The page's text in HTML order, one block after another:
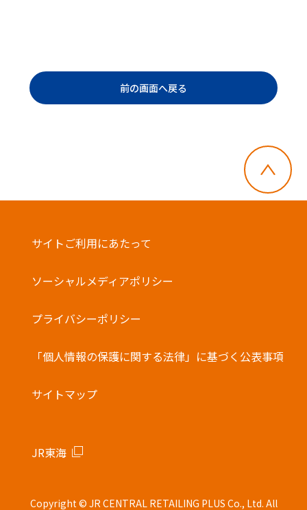
前の画面へ戻る
サイトご利用にあたって
ソーシャルメディアポリシー
プライバシーポリシー
「個人情報の保護に関する法律」に基づく公表事項
サイトマップ
JR東海
Copyright © JR CENTRAL RETAILING PLUS Co., Ltd. All